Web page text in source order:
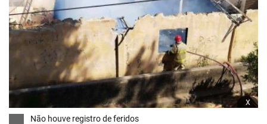
x
Não houve registro de feridos